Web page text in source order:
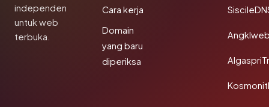
independen
untuk web
terbuka.
Cara kerja
Domain
yang baru
diperiksa